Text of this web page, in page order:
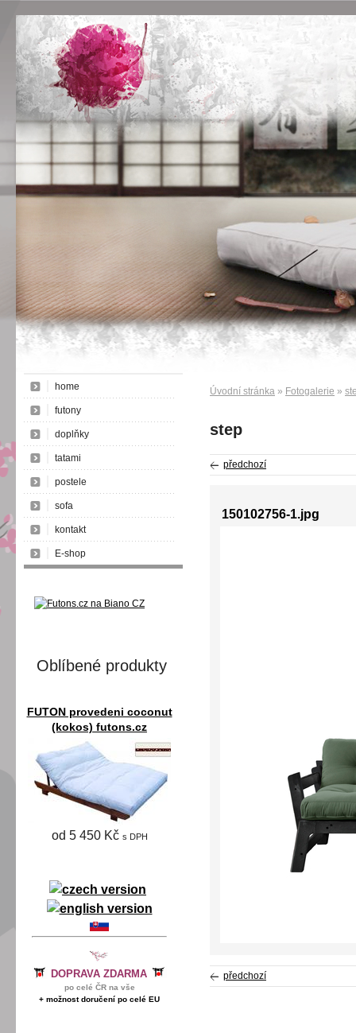
Úvodní stránka » Fotogalerie »
step
předchozí
150102756-1.jpg
předchozí
home
futony
doplňky
tatami
postele
sofa
kontakt
E-shop
Oblíbené produkty
FUTON provedeni coconut
(kokos) futons.cz
od 5 450 Kč s DPH
DOPRAVA ZDARMA
po celé ČR na vše
+ možnost doručení po celé EU